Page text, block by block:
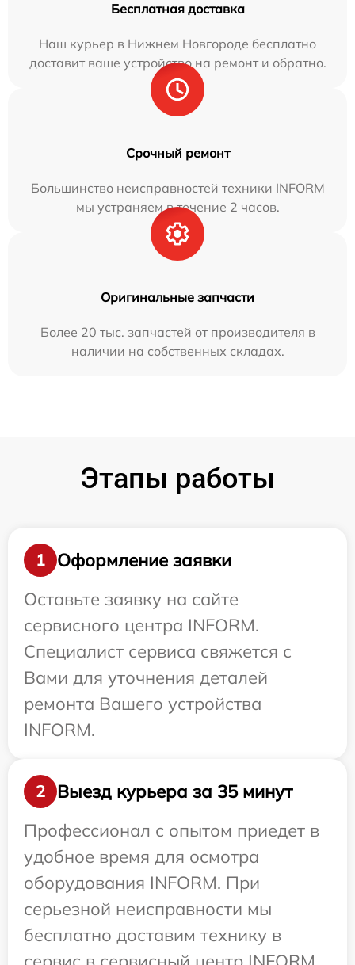
Бесплатная доставка
Наш курьер в Нижнем Новгороде бесплатно
доставит ваше устройство на ремонт и обратно.
Срочный ремонт
Большинство неисправностей техники INFORM
мы устраняем в течение 2 часов.
Оригинальные запчасти
Более 20 тыс. запчастей от производителя в
наличии на собственных складах.
Этапы работы
1
Оформление заявки
Оставьте заявку на сайте
сервисного центра INFORM.
Специалист сервиса свяжется с
Вами для уточнения деталей
ремонта Вашего устройства
INFORM.
2
Выезд курьера за 35 минут
Профессионал с опытом приедет в
удобное время для осмотра
оборудования INFORM. При
серьезной неисправности мы
бесплатно доставим технику в